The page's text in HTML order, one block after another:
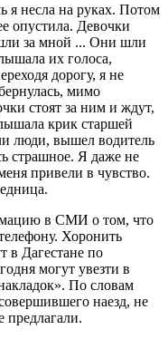
несла на руках. Потом
опустила. Девочки
за мной ... Они шли
их голоса,
дорогу, я не
мимо
стоят за ним и ждут,
крик старшей
люди, вышел водитель
страшное. Я даже не
привели в чувство.
в СМИ о том, что
Хоронить
в Дагестане по
могут увезти в
По словам
наезд, не
предлагали.